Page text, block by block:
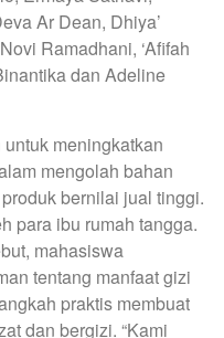
Ar Dean, Dhiya’
Ramadhani, ‘Afifah
dan Adeline
meningkatkan
mengolah bahan
bernilai jual tinggi.
para ibu rumah tangga.
mahasiswa
tentang manfaat gizi
praktis membuat
dan bergizi. “Kami